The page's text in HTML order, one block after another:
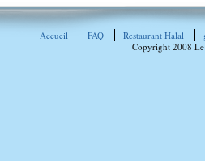
Accueil FAQ Restaurant Halal
Copyright 2008